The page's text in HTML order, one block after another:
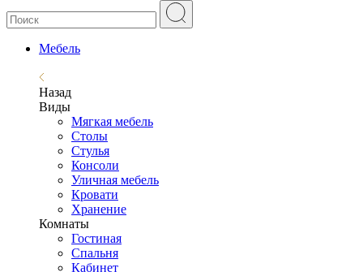
Мебель
Назад
Виды
Мягкая мебель
Столы
Стулья
Консоли
Уличная мебель
Кровати
Хранение
Комнаты
Гостиная
Спальня
Кабинет